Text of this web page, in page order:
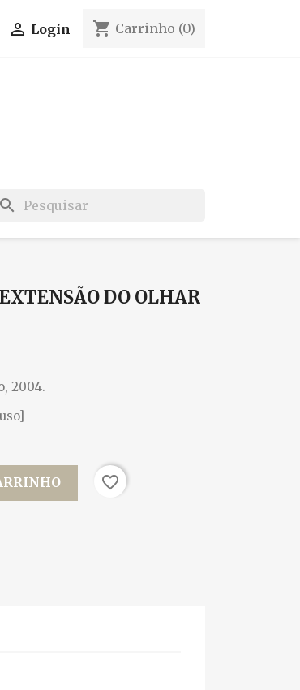
 Login shopping_cart Carrinho (0)
search
DO OLHAR
2004.
favorite_border